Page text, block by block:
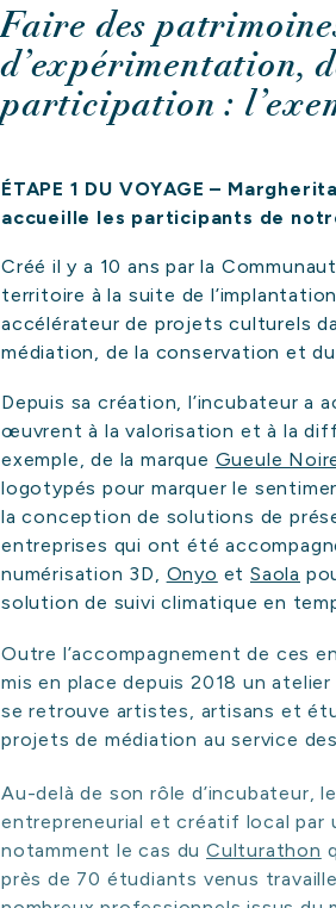
QUI
NOS
NOS
NOS
Faire des
d’expérimentation,
participation :
ÉTAPE 1 DU VOYAGE –
accueille les participants de
Créé il y a 10 ans par la
territoire à la suite de
accélérateur de projets culturels
médiation, de la conservation et du
Depuis sa création, l’incubateur a
œuvrent à la valorisation et à la
exemple, de la marque Gueule
logotypés pour marquer le
la conception de solutions de
entreprises qui ont été
numérisation 3D, Onyo etSaola
solution de suivi climatique en
Outre l’accompagnement de ces
mis en place depuis 2018 un
se retrouve artistes, artisans et
projets de médiation au service
Au-delà de son rôle d’incubateur,
entrepreneurial et créatif local
notamment le cas du
Culturathon
près de 70 étudiants venus
nombreux professionnels issus du